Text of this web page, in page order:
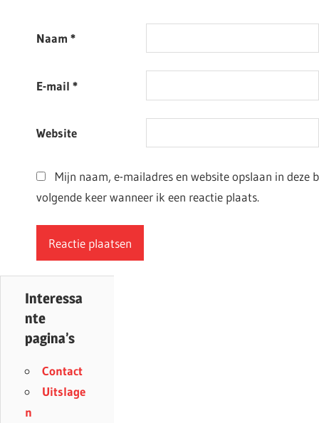
Naam *
E-mail *
Website
Mijn naam, e-mailadres en website opslaan in deze
volgende keer wanneer ik een reactie plaats.
Interessa
nte
pagina’s
Contact
Uitslage
n